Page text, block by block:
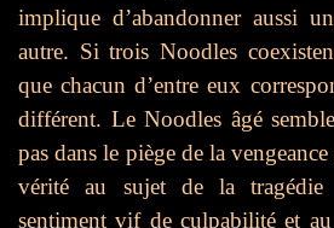
implique d’abandonner aussi
autre. Si trois Noodles
que chacun d’entre eux
différent. Le Noodles âgé
pas dans le piège de la
vérité au sujet de la
sentiment vif de culpabilité et